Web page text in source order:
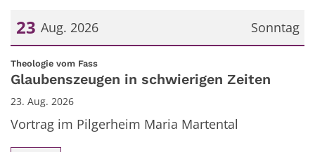
Sonntag
23 Aug. 2026
Datum: 23. August 2026
Theologie vom Fass:
Glaubenszeugen in schwierigen Zeiten
23. Aug. 2026
Vortrag im Pilgerheim Maria Martental